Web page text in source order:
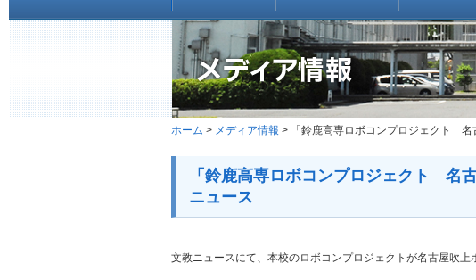
ホーム > メディア情報 > 「鈴鹿高専ロボコンプロジェクト 名
「鈴鹿高専ロボコンプロジェクト 名
ニュース
文教ニュースにて、本校のロボコンプロジェクトが名古屋吹